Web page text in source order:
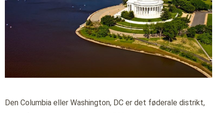
Den Columbia eller Washington, DC er det føderale distrikt,